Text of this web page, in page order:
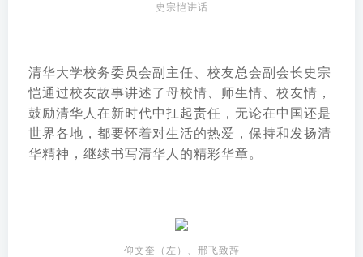
史宗恺讲话
清华大学校务委员会副主任、校友总会副会长史宗
恺通过校友故事讲述了母校情、师生情、校友情，
鼓励清华人在新时代中扛起责任，无论在中国还是
世界各地，都要怀着对生活的热爱，保持和发扬清
华精神，继续书写清华人的精彩华章。
仰文奎（左）、邢飞致辞